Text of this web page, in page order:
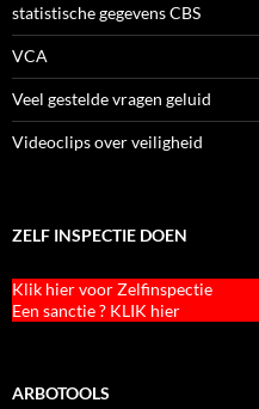
statistische gegevens CBS
VCA
Veel gestelde vragen geluid
Videoclips over veiligheid
ZELF INSPECTIE DOEN
Klik hier voor Zelfinspectie
Een sanctie ? KLIK hier
ARBOTOOLS